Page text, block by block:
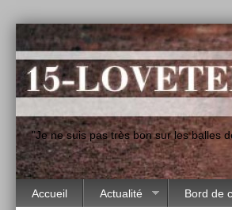
"Je ne suis pas très bon sur les balles
Accueil Actualité Bord de